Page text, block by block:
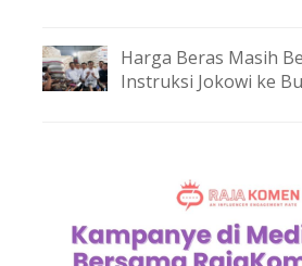
Harga Beras Masih
Instruksi Jokowi ke